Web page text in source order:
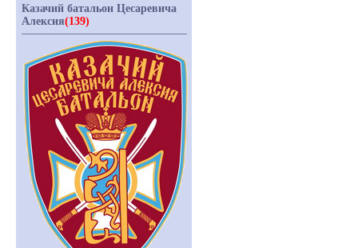
Казачий батальон Цесаревича
Алексия(139)